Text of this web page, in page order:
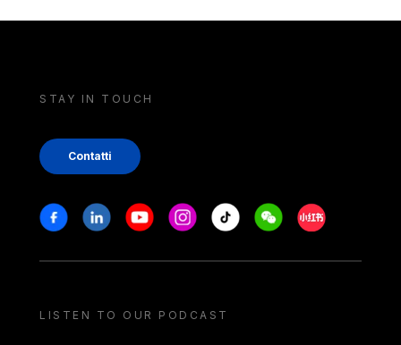
STAY IN TOUCH
Contatti
Stay in touch
FacebookLinkedinYoutubeInstagram
Tiktok WeechatXiaohongshu/
LISTEN TO OUR PODCAST